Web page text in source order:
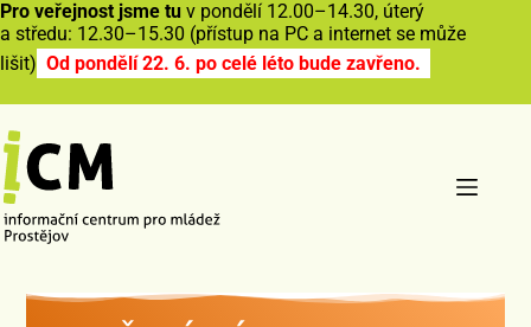
Pro veřejnost jsme tu v pondělí 12.00–14.30, úterý
a středu: 12.30–15.30 (přístup na PC a internet se může
lišit) Od pondělí 22. 6. po celé léto bude zavřeno.